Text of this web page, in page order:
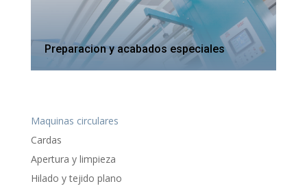
Preparacion y acabados especiales
Maquinas circulares
Cardas
Apertura y limpieza
Hilado y tejido plano